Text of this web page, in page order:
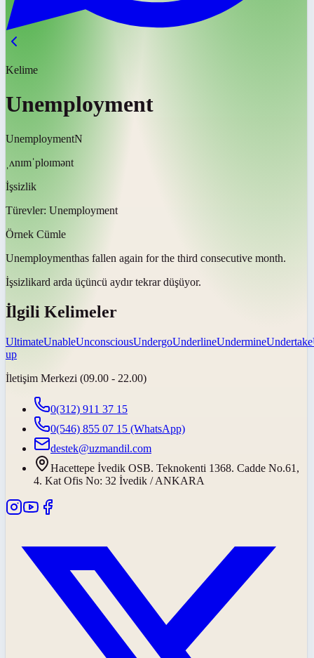
Kelime
Unemployment
UnemploymentN
ˌʌnɪmˈploɪmənt
İşsizlik
Türevler: Unemployment
Örnek Cümle
Unemploymenthas fallen again for the third consecutive month.
İşsizlikard arda üçüncü aydır tekrar düşüyor.
İlgili Kelimeler
UltimateUnableUnconsciousUndergoUnderlineUndermineUndertake
up
İletişim Merkezi (09.00 - 22.00)
0(312) 911 37 15
0(546) 855 07 15 (WhatsApp)
destek@uzmandil.com
Hacettepe İvedik OSB. Teknokenti 1368. Cadde No.61,
4. Kat Ofis No: 32 İvedik / ANKARA